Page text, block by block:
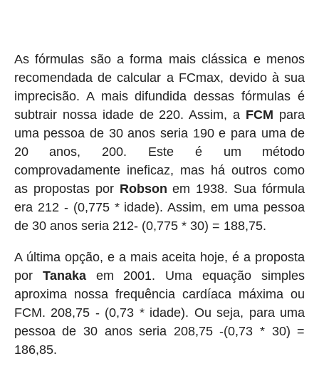
As fórmulas são a forma mais clássica e menos
recomendada de calcular a FCmax, devido à sua
imprecisão. A mais difundida dessas fórmulas é
subtrair nossa idade de 220. Assim, a FCM para
uma pessoa de 30 anos seria 190 e para uma de
20 anos, 200. Este é um método
comprovadamente ineficaz, mas há outros como
as propostas por Robson em 1938. Sua fórmula
era 212 - (0,775 * idade). Assim, em uma pessoa
de 30 anos seria 212- (0,775 * 30) = 188,75.
A última opção, e a mais aceita hoje, é a proposta
por Tanakaem 2001. Uma equação simples
aproxima nossa frequência cardíaca máxima ou
FCM. 208,75 - (0,73 * idade). Ou seja, para uma
pessoa de 30 anos seria 208,75 -(0,73 * 30) =
186,85.